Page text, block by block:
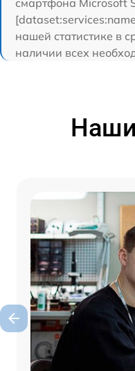
смартфона Microsoft
нашей статистике в
наличии всех